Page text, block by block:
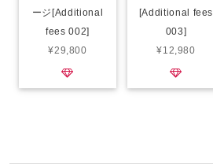
ージ[Additional
fees 002]
¥29,800
[Additional fees
003]
¥12,980